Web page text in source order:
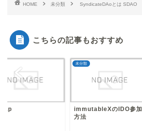
HOME 未分類 SyndicateDAoとは SDAO
こちらの記事もおすすめ
未分類
immutableXのIDO参加
方法